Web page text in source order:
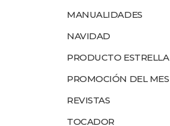
MANUALIDADES
NAVIDAD
PRODUCTO ESTRELLA
PROMOCIÓN DEL MES
REVISTAS
TOCADOR